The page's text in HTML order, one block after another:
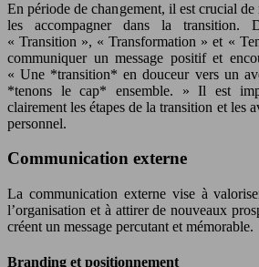
En période de changement, il est crucial de
les accompagner dans la transition.
« Transition », « Transformation » et «
communiquer un message positif et
« Une *transition* en douceur vers un
*tenons le cap* ensemble. » Il est
clairement les étapes de la transition et les
personnel.
Communication externe
La communication externe vise à
l’organisation et à attirer de nouveaux
créent un message percutant et mémorable.
Branding et positionnement